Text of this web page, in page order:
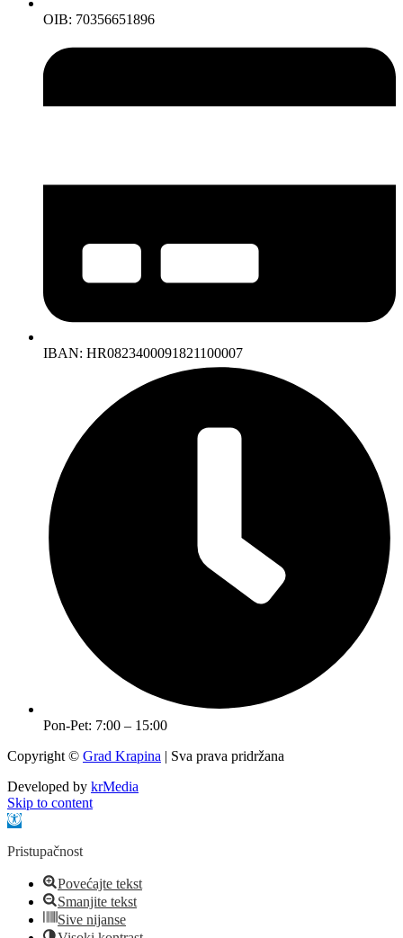
OIB: 70356651896
IBAN: HR0823400091821100007
Pon-Pet: 7:00 – 15:00
Copyright © Grad Krapina | Sva prava pridržana
Developed by krMedia
Skip to content
Open toolbar
Pristupačnost
Povećajte tekst
Smanjite tekst
Sive nijanse